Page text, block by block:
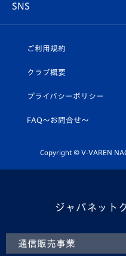
ホームタウン
平和祈念活動
ホームタウン活動
U-18
スクール
SNS
ヴィヴィくんインスタグラ
公式LINE＠
ご利用規約
クラブ概要
プライバシーポリシー
FAQ〜お問合せ〜
Copyright © V-VAREN
ジャパネット
通信販売事業